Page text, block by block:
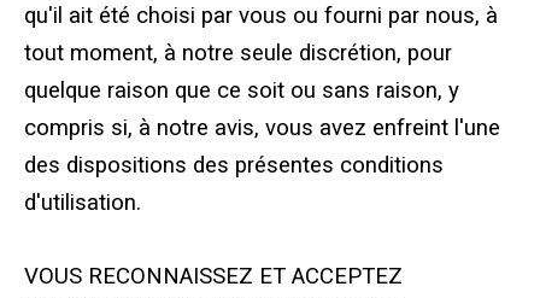
qu'il ait été choisi par vous ou fourni par nous, à
tout moment, à notre seule discrétion, pour
quelque raison que ce soit ou sans raison, y
compris si, à notre avis, vous avez enfreint l'une
des dispositions des présentes conditions
d'utilisation.
VOUS RECONNAISSEZ ET ACCEPTEZ